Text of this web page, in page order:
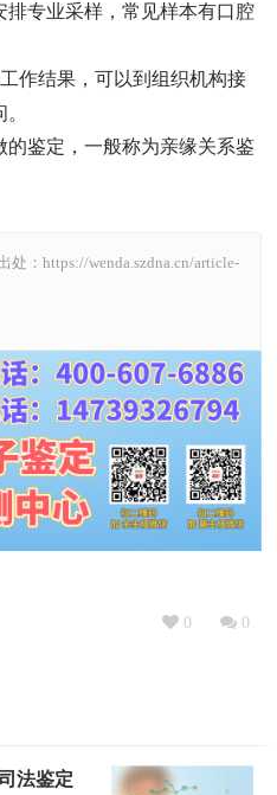
排专业采样，常见样本有口腔
作结果，可以到组织机构接
的鉴定，一般称为亲缘关系鉴
处： https://wenda.szdna.cn/article-
0 0
法鉴定